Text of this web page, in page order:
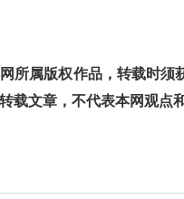
属版权作品，转载时须
载文章，不代表本网观点和